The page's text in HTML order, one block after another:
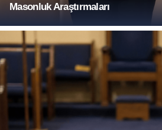
Masonluk Araştırmaları
Daha Fazla